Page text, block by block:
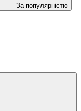
За популярністю